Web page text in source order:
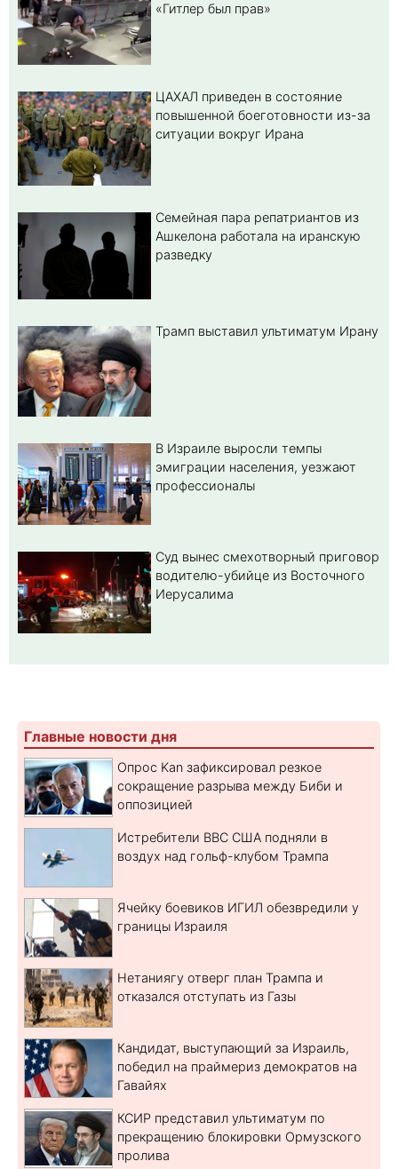
«Гитлер был прав»
ЦАХАЛ приведен в состояние
повышенной боеготовности из-за
ситуации вокруг Ирана
Семейная пара репатриантов из
Ашкелона работала на иранскую
разведку
Трамп выставил ультиматум Ирану
В Израиле выросли темпы
эмиграции населения, уезжают
профессионалы
Суд вынес смехотворный приговор
водителю-убийце из Восточного
Иерусалима
Главные новости дня
Опрос Kan зафиксировал резкое
сокращение разрыва между Биби и
оппозицией
Истребители ВВС США подняли в
воздух над гольф-клубом Трампа
Ячейку боевиков ИГИЛ обезвредили у
границы Израиля
Нетаниягу отверг план Трампа и
отказался отступать из Газы
Кандидат, выступающий за Израиль,
победил на праймериз демократов на
Гавайях
КСИР представил ультиматум по
прекращению блокировки Ормузского
пролива